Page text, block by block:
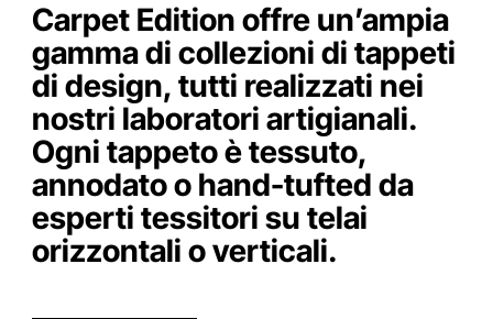
Carpet Edition offre un’ampia
gamma di collezioni di tappeti
di design, tutti realizzati nei
nostri laboratori artigianali.
Ogni tappeto è tessuto,
annodato o hand-tufted da
esperti tessitori su telai
orizzontali o verticali.